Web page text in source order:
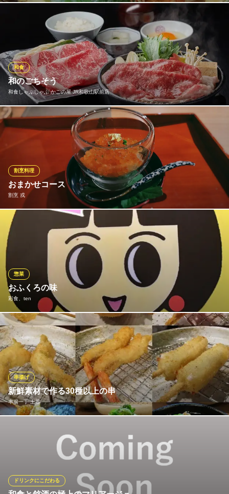
和に精通した職人が作る自慢の逸品。 皆様に安心して楽しんでい
ただくため、素材から調理法まで1つ1つにこだわっております。
しなの路 秋葉
そば・うどん
南海本線和歌山市駅 バス20分
和歌山県和歌山市秋葉町44-4
和のごちそう
和食しゃぶしゃぶ かごの屋 JR和歌山駅前店
和食
かごの屋自慢の季節彩るメニューが勢揃い！和のごちそうを是非
ともお楽しみください。
和食しゃぶしゃぶ かごの屋 JR和歌山駅前店
和食しゃぶしゃぶ
ＪＲ和歌山駅 徒歩2分
和歌山県和歌山市友田町5-30
おまかせコース
割烹 戎
割烹料理
季節に合わせて様々なお料理を8〜10品ご用意しております。
JR和歌山駅 車15分
和歌山県和歌山市秋葉町2-1
おふくろの味
彩食、ten
惣菜
昔ながらのお惣菜なども置いてあります。ちょっとほっこりした
い時など母親の温もりを感じたい時などにどうぞ。
※こちらは夜のみのこだわりです。
彩食、ten
創作和洋折衷料理
ＪＲ和歌山駅 徒歩12分
和歌山県和歌山市中之島2348
新鮮素材で作る30種以上の串
串揚一丁 土谷
串揚げ
す。油は厳選した米油を使用。ソースは〈自家製ソース／梅こぶ
塩／田楽みそ〉の3種を用意。お好きな物でお召し上がり下さい。
「味付き大根串」「煮うずら串」など創作メニューもございま
す。米油で揚げる、サクサク食感が自慢の串揚げをご堪能下さい
◎
ドリンクにこだわる